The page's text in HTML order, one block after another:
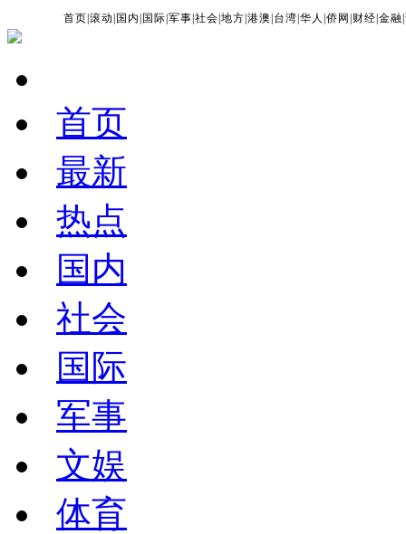
首页 |滚动 国内 国际 |军事 |社会 |地方 |港澳 台湾 |华人 |侨网 财经 |金融 |
首页
最新
热点
国内
社会
国际
军事
文娱
体育